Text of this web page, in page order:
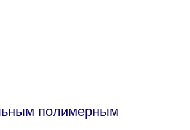
полимерным